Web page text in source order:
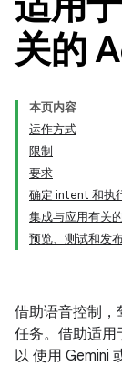
关的
本页内容
运作方式
限制
要求
确定 intent 和执
集成与应用有关
预览、测试和发
借助语音控制，
任务。借助适
以 使用 Gemini